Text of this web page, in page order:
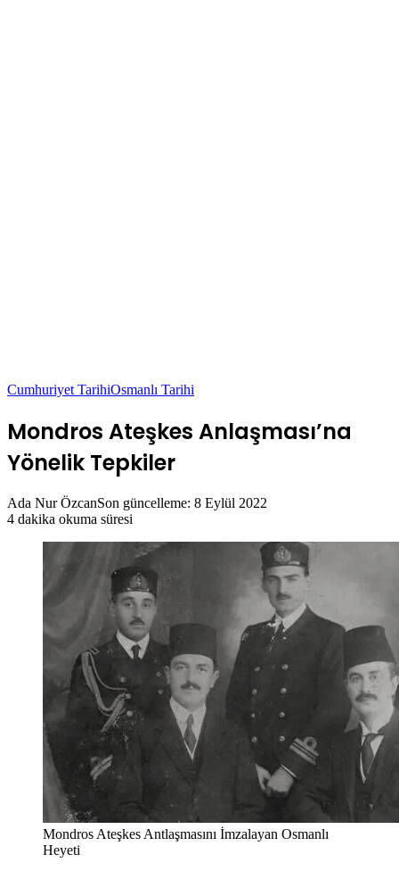
Cumhuriyet TarihiOsmanlı Tarihi
Mondros Ateşkes Anlaşması’na
Yönelik Tepkiler
Ada Nur ÖzcanSon güncelleme: 8 Eylül 2022
4 dakika okuma süresi
Mondros Ateşkes Antlaşmasını İmzalayan Osmanlı
Heyeti